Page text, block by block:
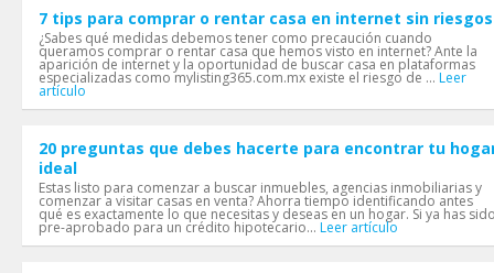
7 tips para comprar o rentar casa en internet sin riesgos
¿Sabes qué medidas debemos tener como precaución cuando
queramos comprar o rentar casa que hemos visto en internet? Ante la
aparición de internet y la oportunidad de buscar casa en plataformas
especializadas como mylisting365.com.mx existe el riesgo de ... Leer
artículo
20 preguntas que debes hacerte para encontrar tu
ideal
Estas listo para comenzar a buscar inmuebles, agencias inmobiliarias y
comenzar a visitar casas en venta? Ahorra tiempo identificando antes
qué es exactamente lo que necesitas y deseas en un hogar. Si ya has
pre-aprobado para un crédito hipotecario... Leer artículo